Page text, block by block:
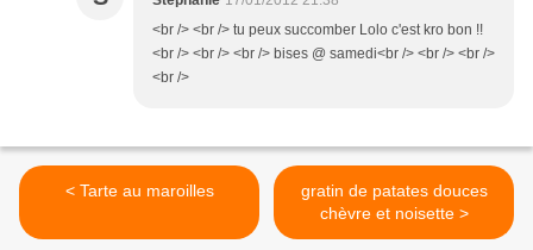
<br /> <br /> tu peux succomber Lolo c'est kro bon !!
<br /> <br /> <br /> bises @ samedi<br /> <br /> <br />
<br />
< Tarte au maroilles
gratin de patates douces
chèvre et noisette >